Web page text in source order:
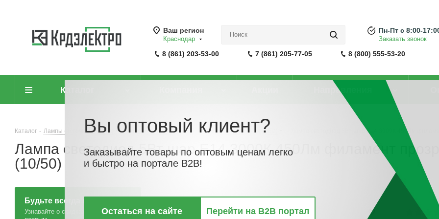
Ваш регион
Краснодар
8 (861) 203-53-00 7 (861) 205-77-05 8 (800) 555-53-20
Пн-Пт с 8:00-
Заказать звонок
Каталог Направления
Каталог - Лампы (источники света) - Лампы светодиодные Лампа светодиодная (LED) Лампа светодиод 5Вт шар Е14 3000К 450Лм
Лампа светодиод 5Вт шар Е14 3000К 450Лм филамент
(10/50)
Будьте всегда в курсе!
Узнавайте о скидках и акциях
Вы оптовый клиент?
Заказывайте товары по оптовым ценам легко
и быстро на портале B2B!
Остаться на сайте Перейти на B2B портал